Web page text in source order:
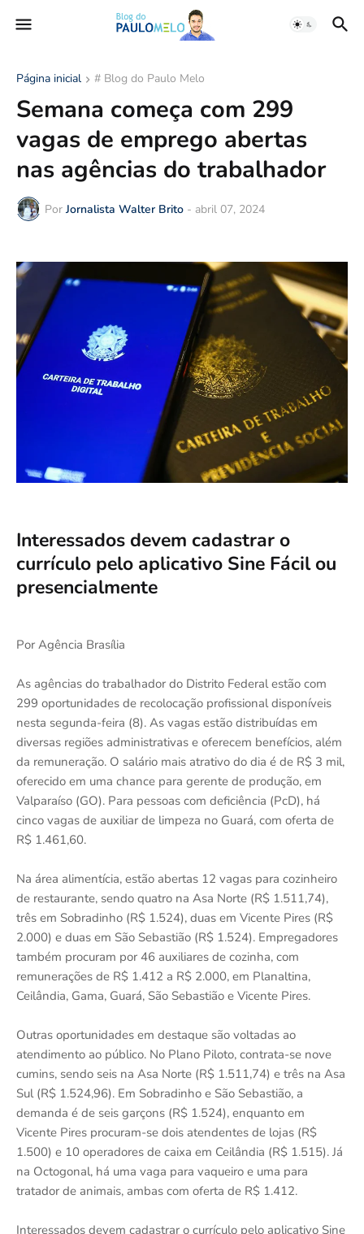
Página inicial # Blog do Paulo Melo
Semana começa com 299
vagas de emprego abertas
nas agências do trabalhador
Por Jornalista Walter Brito - abril 07, 2024
Interessados devem cadastrar o
currículo pelo aplicativo Sine Fácil ou
presencialmente
Por Agência Brasília
As agências do trabalhador do Distrito Federal estão com
299 oportunidades de recolocação profissional disponíveis
nesta segunda-feira (8). As vagas estão distribuídas em
diversas regiões administrativas e oferecem benefícios, além
da remuneração. O salário mais atrativo do dia é de R$ 3 mil,
oferecido em uma chance para gerente de produção, em
Valparaíso (GO). Para pessoas com deficiência (PcD), há
cinco vagas de auxiliar de limpeza no Guará, com oferta de
R$ 1.461,60.
Na área alimentícia, estão abertas 12 vagas para cozinheiro
de restaurante, sendo quatro na Asa Norte (R$ 1.511,74),
três em Sobradinho (R$ 1.524), duas em Vicente Pires (R$
2.000) e duas em São Sebastião (R$ 1.524). Empregadores
também procuram por 46 auxiliares de cozinha, com
remunerações de R$ 1.412 a R$ 2.000, em Planaltina,
Ceilândia, Gama, Guará, São Sebastião e Vicente Pires.
Outras oportunidades em destaque são voltadas ao
atendimento ao público. No Plano Piloto, contrata-se nove
cumins, sendo seis na Asa Norte (R$ 1.511,74) e três na Asa
Sul (R$ 1.524,96). Em Sobradinho e São Sebastião, a
demanda é de seis garçons (R$ 1.524), enquanto em
Vicente Pires procuram-se dois atendentes de lojas (R$
1.500) e 10 operadores de caixa em Ceilândia (R$ 1.515). Já
na Octogonal, há uma vaga para vaqueiro e uma para
tratador de animais, ambas com oferta de R$ 1.412.
Interessados devem cadastrar o currículo pelo aplicativo Sine